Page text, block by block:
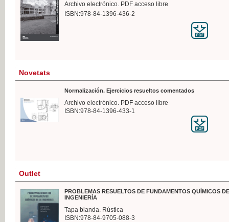
Archivo electrónico. PDF acceso libre
ISBN:978-84-1396-436-2
Novetats
Normalización. Ejercicios resueltos comentados
Archivo electrónico. PDF acceso libre
ISBN:978-84-1396-433-1
Outlet
PROBLEMAS RESUELTOS DE FUNDAMENTOS QUÍMICOS
INGENIERÍA
Tapa blanda. Rústica
ISBN:978-84-9705-088-3